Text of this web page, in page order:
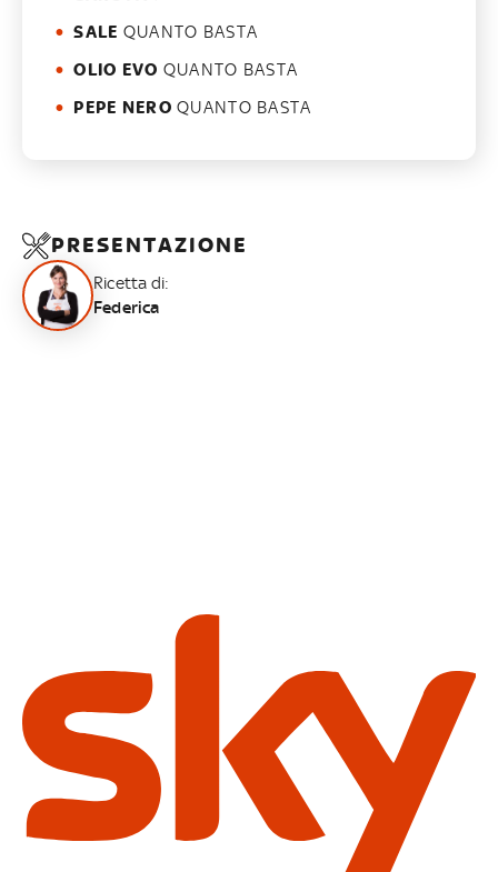
SALE QUANTO BASTA
OLIO EVO QUANTO BASTA
PEPE NERO QUANTO BASTA
PRESENTAZIONE
Ricetta di:
Federica